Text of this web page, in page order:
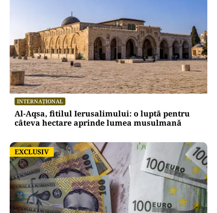
INTERNAȚIONAL
Al-Aqsa, fitilul Ierusalimului: o luptă pentru
câteva hectare aprinde lumea musulmană
EXCLUSIV
EXCLUSIV